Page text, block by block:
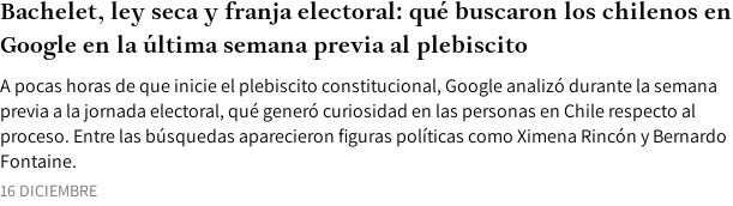
16 DICIEMBRE
A pocas horas de que inicie el plebiscito constitucional, Google analizó durante la semana
previa a la jornada electoral, qué generó curiosidad en las personas en Chile respecto al
proceso. Entre las búsquedas aparecieron figuras políticas como Ximena Rincón y Bernardo
Fontaine.
Bachelet, ley seca y franja electoral: qué buscaron los chilenos en
Google en la última semana previa al plebiscito